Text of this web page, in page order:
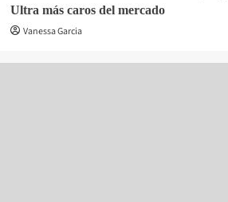
Ultra más caros del mercado
Vanessa Garcia